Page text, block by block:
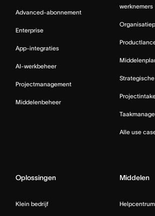
Advanced-abonnement
Enterprise
App-integraties
AI-werkbeheer
Projectmanagement
Middelenbeheer
werknemers
Alle use
Oplossingen
Klein bedrijf
Middelen
Helpcentrum